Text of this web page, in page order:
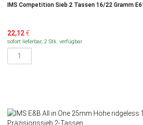
IMS Competition Sieb 2 Tassen 16/22 Gramm
22,12€
sofort lieferbar, 2 Stk. verfügbar